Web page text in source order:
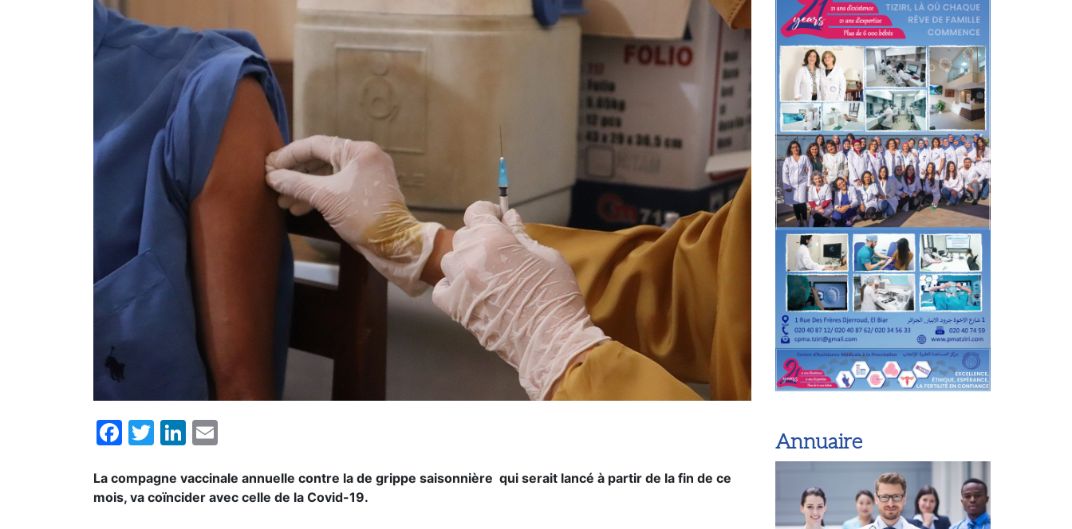
Facebook
TwitterLinkedIn
La compagne vaccinale annuelle contre la de grippe saisonnière qui serait lancé à partir de la fin de ce
mois, va coïncider avec celle de la Covid-19.
Annuaire